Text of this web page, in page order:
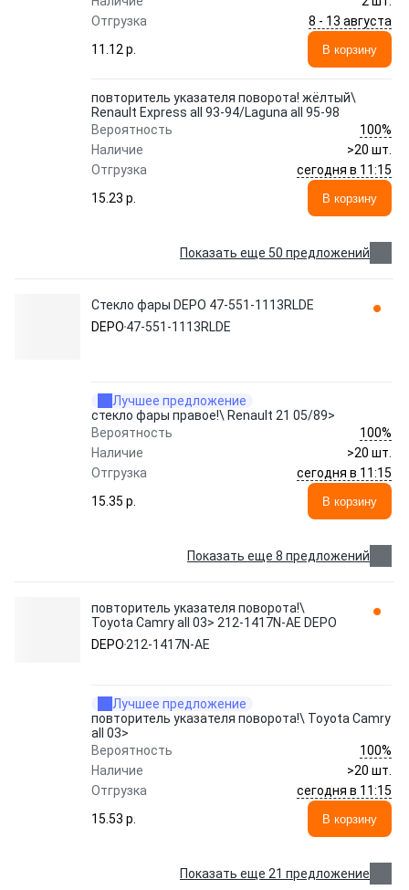
Отгрузка
8 - 13 августа
11.12 p.
В корзину
повторитель указателя поворота! жёлтый\
Renault Express all 93-94/Laguna all 95-98
Вероятность
100%
Наличие
>20 шт.
Отгрузка
сегодня в 11:15
15.23 p.
В корзину
Показать еще 50 предложений
Стекло фары DEPO 47-551-1113RLDE
DEPO 47-551-1113RLDE
Лучшее предложение
стекло фары правое!\ Renault 21 05/89>
Вероятность
100%
Наличие
>20 шт.
Отгрузка
сегодня в 11:15
15.35 p.
В корзину
Показать еще 8 предложений
повторитель указателя поворота!\
Toyota Camry all 03> 212-1417N-AE DEPO
DEPO 212-1417N-AE
Лучшее предложение
повторитель указателя поворота!\ Toyota Camry
all 03>
Вероятность
100%
Наличие
>20 шт.
Отгрузка
сегодня в 11:15
15.53 p.
В корзину
Показать еще 21 предложение